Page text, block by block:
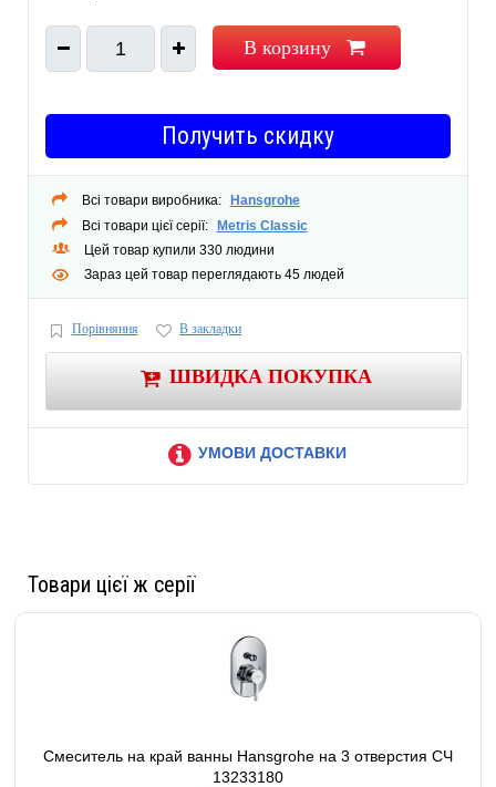
1 В корзину
Получить скидку
Всі товари виробника:
Hansgrohe
Всі товари цієї серії:
Metris Classic
Цей товар купили 330 людини
Зараз цей товар переглядають 45 людей
Порівняння В закладки
ШВИДКА ПОКУПКА
УМОВИ ДОСТАВКИ
Товари цієї ж серії
Смеситель на край ванны Hansgrohe на 3 отверстия СЧ
13233180